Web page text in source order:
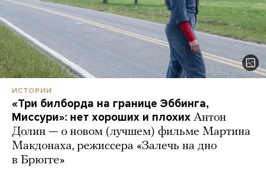
ИСТОРИИ
«Три билборда на границе Эббинга,
Миссури»: нет хороших и плохих Антон
Долин — о новом (лучшем) фильме Мартина
Макдонаха, режиссера «Залечь на дно
в Брюгге»